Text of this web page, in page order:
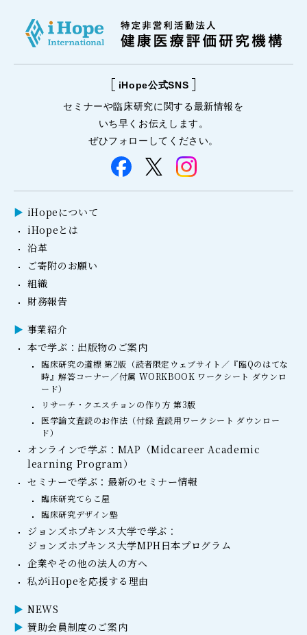
iHope公式SNS
セミナーや臨床研究に関する最新情報を
いち早くお伝えします。
ぜひフォローしてください。
iHopeについて
iHopeとは
沿革
ご寄附のお願い
組織
財務報告
事業紹介
本で学ぶ：出版物のご案内
臨床研究の道標 第2版（読者限定ウェブサイト／『臨Qのはてな
時』解答コーナー／付属 WORKBOOK ワークシート ダウンロ
ード）
リサーチ・クエスチョンの作り方 第3版
医学論文査読のお作法（付録 査読用ワークシート ダウンロー
ド）
オンラインで学ぶ：MAP（Midcareer Academic
learning Program）
セミナーで学ぶ：最新のセミナー情報
臨床研究てらこ屋
臨床研究デザイン塾
ジョンズホプキンス大学で学ぶ：
ジョンズホプキンス大学MPH日本プログラム
企業やその他の法人の方へ
私がiHopeを応援する理由
NEWS
賛助会員制度のご案内